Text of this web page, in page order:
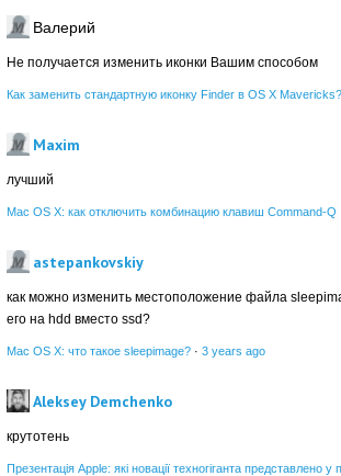
Валерий
Не получается изменить иконки Вашим способом
Как заменить стандартную иконку Finder в OS X Mavericks?
Maxim
лучший
Mac OS X: как отключить комбинацию клавиш Command-Q
astepankovskiy
как можно изменить местоположение файла
его на hdd вместо ssd?
Mac OS X: что такое sleepimage? · 3 years ago
Aleksey Demchenko
крутотень
Презентація Apple: які новації техногіганта представлено у